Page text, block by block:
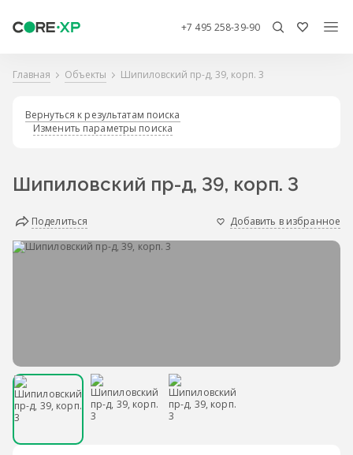
+7 495 258-39-90
Главная Объекты Шипиловский пр-д, 39, корп. 3
Вернуться к результатам поиска
Изменить параметры поиска
Шипиловский пр-д, 39, корп. 3
Поделиться Добавить в избранное